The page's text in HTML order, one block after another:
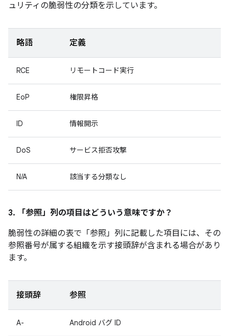
ュリティの脆弱性の分類を示しています。
略語 定義
RCE リモートコード実行
EoP 権限昇格
ID 情報開示
DoS サービス拒否攻撃
N/A 該当する分類なし
3. 「参照」 列の項目はどういう意味ですか？
脆弱性の詳細の表で「参照」 列に記載した項目には、その
参照番号が属する組織を示す接頭辞が含まれる場合があり
ます。
接頭辞 参照
A- Android バグ ID